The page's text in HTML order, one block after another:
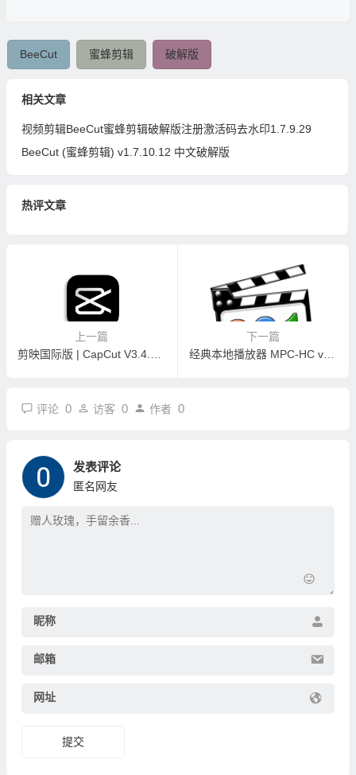
BeeCut 蜜蜂剪辑 破解版
相关文章
视频剪辑BeeCut蜜蜂剪辑破解版注册激活码去水印1.7.9.29
BeeCut (蜜蜂剪辑) v1.7.10.12 中文破解版
热评文章
上一篇
下一篇
经典本地播放器 MPC-HC v2.2.0 x32/x64绿色版
评论 0 访客 0 作者 0
发表评论
匿名网友
昵称
邮箱
网址
提交